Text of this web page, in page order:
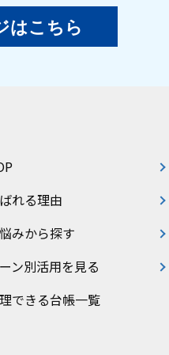
はこちら
れる理由
みから探す
ン別活用を見る
できる台帳一覧